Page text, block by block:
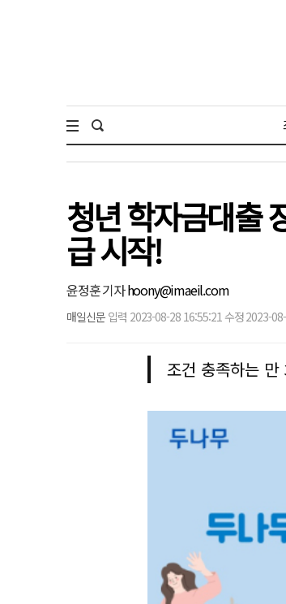
청년 학자금대출
급 시작!
윤정훈 기자hoony@imaeil.com
매일신문 입력 2023-08-28 16:55:21 수정 2023-
조건 충족하는